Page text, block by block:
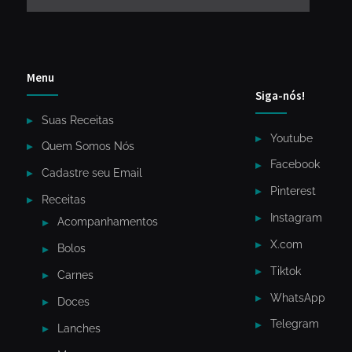
Menu
Suas Receitas
Quem Somos Nós
Cadastre seu Email
Receitas
Acompanhamentos
Bolos
Carnes
Doces
Lanches
Siga-nós!
Youtube
Facebook
Pinterest
Instagram
X.com
Tiktok
WhatsApp
Telegram